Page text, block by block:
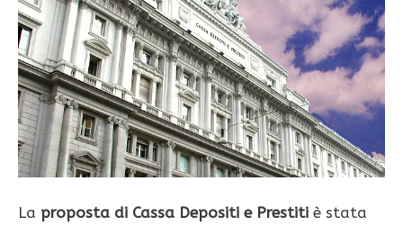
La proposta di Cassa Depositi e Prestiti è stata